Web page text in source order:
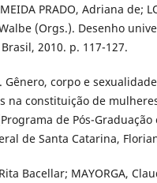
PRADO, Adriana de;
(Orgs.). Desenho
2010. p. 117-127.
Gênero, corpo e
na constituição de
de Pós-Graduação
de Santa Catarina,
Bacellar; MAYORGA,